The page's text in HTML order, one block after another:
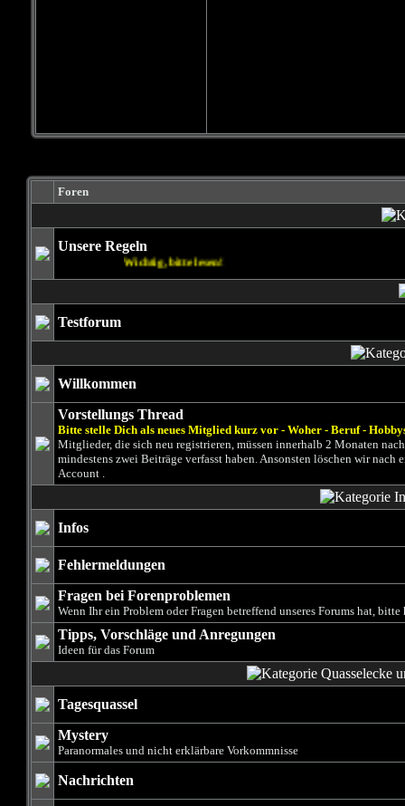
Foren
Unsere Regeln
Wichtig, bitte lesen!
Testforum
Willkommen
Vorstellungs Thread
Bitte stelle Dich als neues Mitglied kurz vor - Woher - Beruf -
Mitglieder, die sich neu registrieren, müssen innerhalb 2 Monaten
mindestens zwei Beiträge verfasst haben. Ansonsten löschen wir nach
Account .
Infos
Fehlermeldungen
Fragen bei Forenproblemen
Wenn Ihr ein Problem oder Fragen betreffend unseres Forums hat, bitte
Tipps, Vorschläge und Anregungen
Ideen für das Forum
Tagesquassel
Mystery
Paranormales und nicht erklärbare Vorkommnisse
Nachrichten